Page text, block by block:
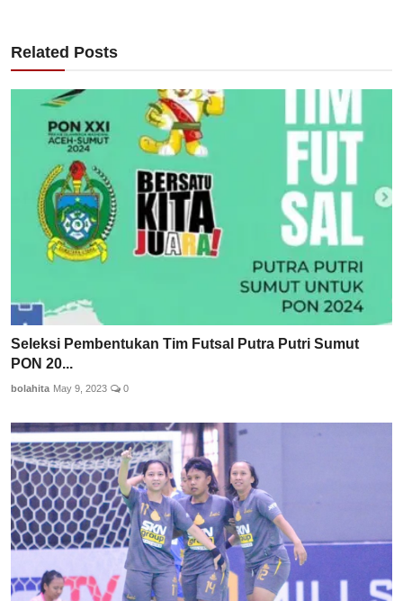
Related Posts
Seleksi Pembentukan Tim Futsal Putra Putri Sumut
PON 20...
bolahita May 9, 2023 0